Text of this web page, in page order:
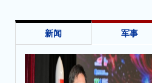
新闻 军事